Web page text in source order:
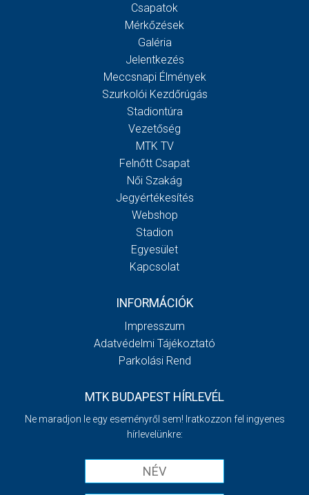
Csapatok
Mérkőzések
Galéria
Jelentkezés
Meccsnapi Élmények
Szurkolói Kezdőrúgás
Stadiontúra
Vezetőség
MTK TV
Felnőtt Csapat
Női Szakág
Jegyértékesítés
Webshop
Stadion
Egyesület
Kapcsolat
INFORMÁCIÓK
Impresszum
Adatvédelmi Tájékoztató
Parkolási Rend
MTK BUDAPEST HÍRLEVÉL
Ne maradjon le egy eseményről sem! Iratkozzon fel ingyenes
hírlevelünkre: